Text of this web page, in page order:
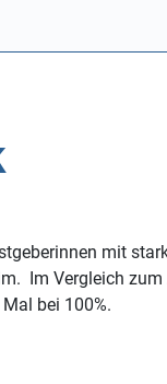
mit
Im Vergleich
bei 100%.